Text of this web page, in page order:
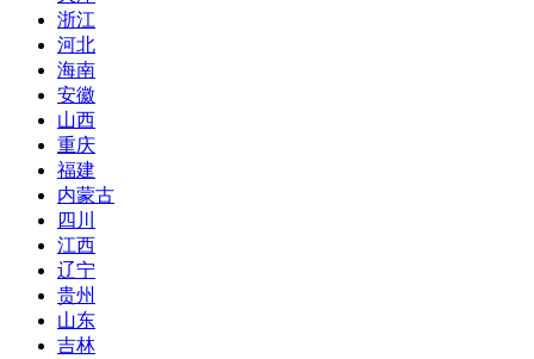
浙江
河北
海南
安徽
山西
重庆
福建
内蒙古
四川
江西
辽宁
贵州
山东
吉林